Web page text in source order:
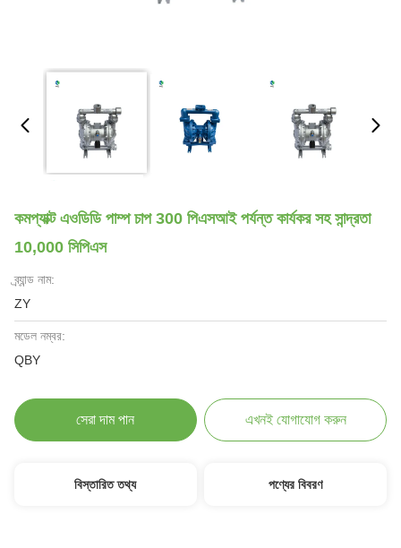
কমপ্যাক্ট এওডিডি পাম্প চাপ 300 পিএসআই পর্যন্ত কার্যকর সহ সান্দ্রতা
10,000 সিপিএস
ব্র্যান্ড নাম:
ZY
মডেল নম্বর:
QBY
সেরা দাম পান এখনই যোগাযোগ করুন
বিস্তারিত তথ্য পণ্যের বিবরণ